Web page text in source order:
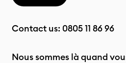
Contact us: 0805 11 86 96
Nous sommes là quand